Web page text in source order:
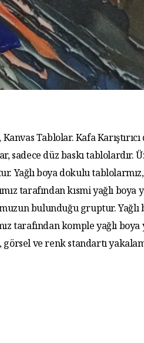
Tablolar. Kafa
sadece düz baskı tablolardır.
Yağlı boya dokulu
tarafından kısmi yağlı boya
bulunduğu gruptur. Yağlı
tarafından komple yağlı boya
görsel ve renk standartı